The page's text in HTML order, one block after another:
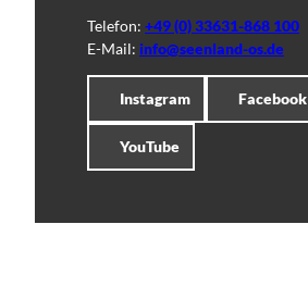
Telefon: +49 (0) 33631-868 100
E-Mail: info@seenland-os.de
Instagram Facebook
YouTube